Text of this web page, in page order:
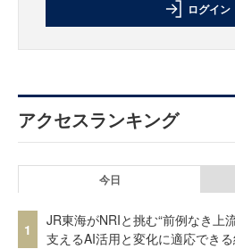
ログイン
アクセスランキング
今日
1
JR東海がNRIと挑む“前例なき
支えるAI活用と変化に適応でき